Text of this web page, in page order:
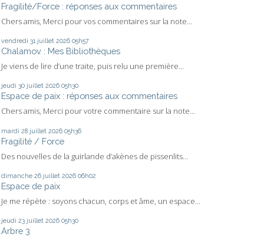
Fragilité/Force : réponses aux commentaires
Chers amis, Merci pour vos commentaires sur la note...
vendredi 31 juillet 2026 05h57
Chalamov : Mes Bibliothèques
Je viens de lire d’une traite, puis relu une première...
jeudi 30 juillet 2026 05h30
Espace de paix : réponses aux commentaires
Chers amis, Merci pour votre commentaire sur la note...
mardi 28 juillet 2026 05h36
Fragilité / Force
Des nouvelles de la guirlande d’akènes de pissenlits...
dimanche 26 juillet 2026 06h02
Espace de paix
Je me répète : soyons chacun, corps et âme, un espace...
jeudi 23 juillet 2026 05h30
Arbre 3